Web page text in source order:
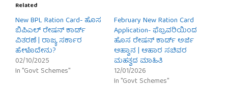
Related
New BPL Ration Card- ಹೊಸ
ಬಿಪಿಎಲ್ ರೇಷನ್ ಕಾರ್ಡ್
ವಿತರಣೆ | ರಾಜ್ಯ ಸರ್ಕಾರ
ಹೇಳೊದೇನು?
02/10/2025
In "Govt Schemes"
February New Ration Card
Application- ಫೆಬ್ರವರಿಯಿಂದ
ಹೊಸ ರೇಷನ್ ಕಾರ್ಡ್ ಅರ್ಜಿ
ಆಹ್ವಾನ | ಆಹಾರ ಸಚಿವರ
ಮಹತ್ವದ ಮಾಹಿತಿ
12/01/2026
In "Govt Schemes"